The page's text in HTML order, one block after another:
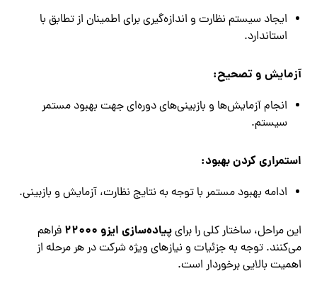
ایجاد سیستم نظارت و اندازه‌گیری برای اطمینان از تطابق با
استاندارد.
آزمایش و تصحیح:
انجام آزمایش‌ها و بازبینی‌های دوره‌ای جهت بهبود مستمر
سیستم.
استمراری کردن بهبود:
ادامه بهبود مستمر با توجه به نتایج نظارت، آزمایش و بازبینی.
این مراحل، ساختار کلی را برایپیاده‌سازی ایزو 22000
فراهم
می‌کنند. توجه به جزئیات و نیازهای ویژه شرکت در هر مرحله از
اهمیت بالایی برخوردار است.